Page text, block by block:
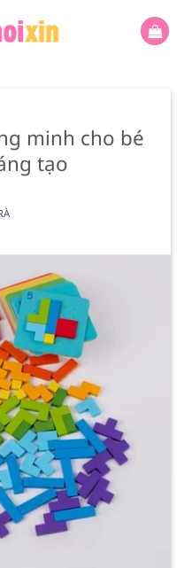
minh cho bé
tạo